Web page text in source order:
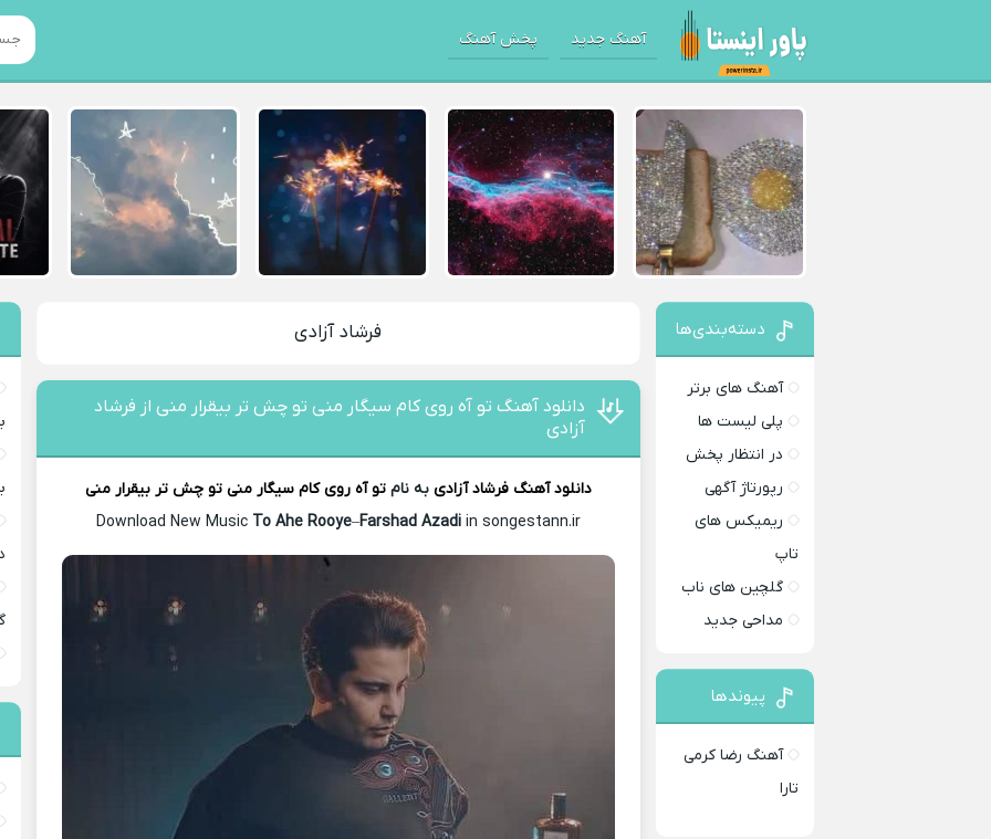
آهنگ جدید پخش آهنگ
فرشاد آزادی
دانلود آهنگ تو آه روی کام سیگار منی تو چش تر بیقرار منی از فرشاد
آزادی
دانلود آهنگ فرشاد آزادی به نامتو آه روی کام سیگار منی تو چش تر بیقرار منی
Download New Music To Ahe Rooye–Farshad Azadiin songestann.ir
دسته‌بندی‌ها
آهنگ های برتر
پلی لیست ها
در انتظار پخش
رپورتاژ آگهی
ریمیکس های
تاپ
گلچین های ناب
مداحی جدید
پیوندها
آهنگ رضا کرمی
تارا